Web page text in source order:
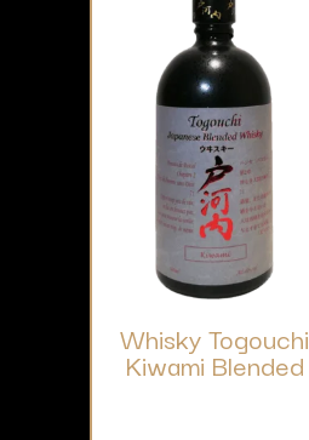
Whisky Togouchi
Kiwami Blended